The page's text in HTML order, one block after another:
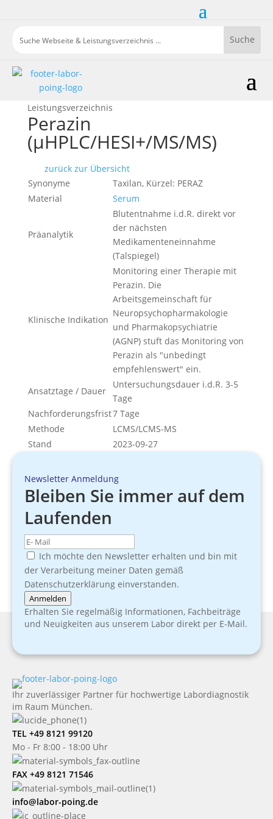
Leistungsverzeichnis
Perazin
(µHPLC/HESI+/MS/MS)
zurück zur Übersicht
Synonyme
Taxilan, Kürzel: PERAZ
Material
Serum
Präanalytik
Blutentnahme i.d.R. direkt vor
der nächsten
Medikamenteneinnahme
(Talspiegel)
Klinische Indikation
Monitoring einer Therapie mit
Perazin. Die
Arbeitsgemeinschaft für
Neuropsychopharmakologie
und Pharmakopsychiatrie
(AGNP) stuft das Monitoring von
Perazin als "unbedingt
empfehlenswert" ein.
Ansatztage / Dauer
Untersuchungsdauer i.d.R. 3-5
Tage
Nachforderungsfrist7 Tage
Methode
LCMS/LCMS-MS
Stand
2023-09-27
Newsletter Anmeldung
Bleiben Sie immer auf dem
Laufenden
Ich möchte den Newsletter erhalten und bin mit
der Verarbeitung meiner Daten gemäß
Datenschutzerklärung einverstanden.
Anmelden
Erhalten Sie regelmäßig Informationen, Fachbeiträge
und Neuigkeiten aus unserem Labor direkt per E-Mail.
Ihr zuverlässiger Partner für hochwertige Labordiagnostik
im Raum München.
TEL +49 8121 99120
Mo - Fr 8:00 - 18:00 Uhr
FAX +49 8121 71546
info@labor-poing.de